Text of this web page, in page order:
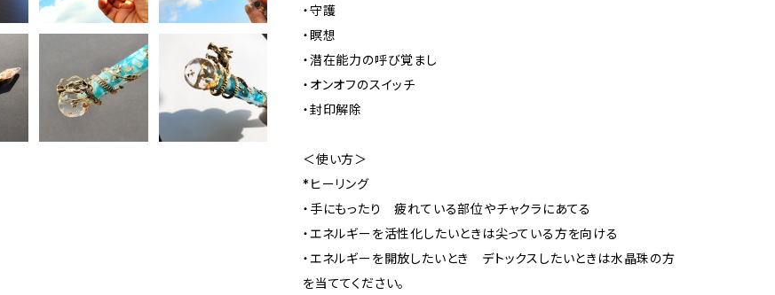
・守護
・瞑想
・潜在能力の呼び覚まし
・オンオフのスイッチ
・封印解除
＜使い方＞
*ヒーリング
・手にもったり 疲れている部位やチャクラにあてる
・エネルギーを活性化したいときは尖っている方を向ける
・エネルギーを開放したいとき デトックスしたいときは水晶珠の方
を当ててください。